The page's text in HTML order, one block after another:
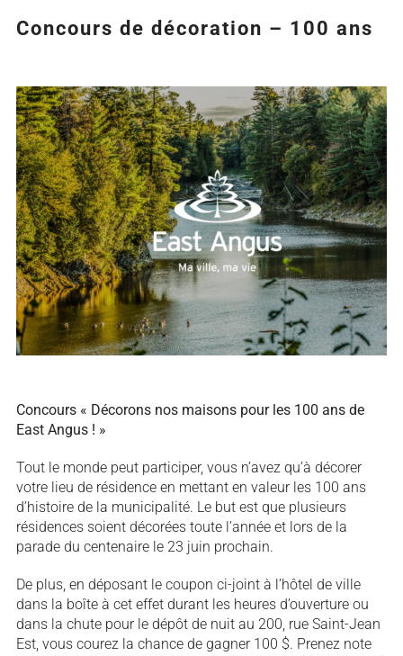
Concours de décoration – 100 ans
Agrandir
l&apos;image
Concours « Décorons nos maisons pour les 100 ans de
East Angus ! »
Tout le monde peut participer, vous n’avez qu’à décorer
votre lieu de résidence en mettant en valeur les 100 ans
d’histoire de la municipalité. Le but est que plusieurs
résidences soient décorées toute l’année et lors de la
parade du centenaire le 23 juin prochain.
De plus, en déposant le coupon ci-joint à l’hôtel de ville
dans la boîte à cet effet durant les heures d’ouverture ou
dans la chute pour le dépôt de nuit au 200, rue Saint-Jean
Est, vous courez la chance de gagner 100 $. Prenez note